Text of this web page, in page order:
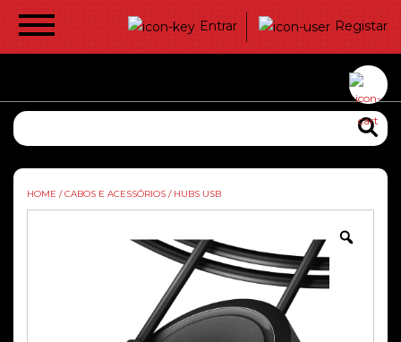
Entrar Registar
HOME / CABOS E ACESSÓRIOS / HUBS USB